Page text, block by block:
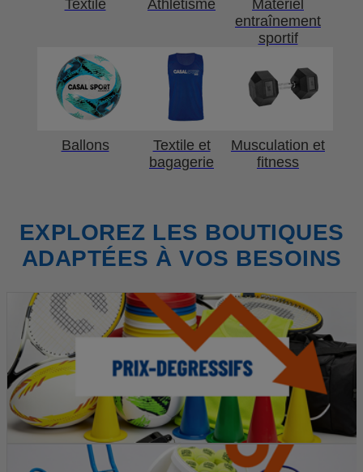
Textile Athlétisme
Matériel
entraînement
sportif
Ballons
Textile et
bagagerie
Musculation et
fitness
EXPLOREZ LES BOUTIQUES
ADAPTÉES À VOS BESOINS